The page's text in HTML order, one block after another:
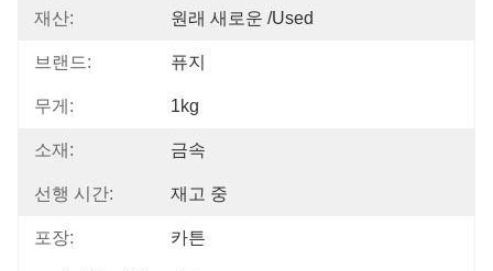
재산: 원래 새로운 /used
브랜드: 퓨지
무게: 1kg
소재: 금속
선행 시간: 재고 중
포장: 카튼